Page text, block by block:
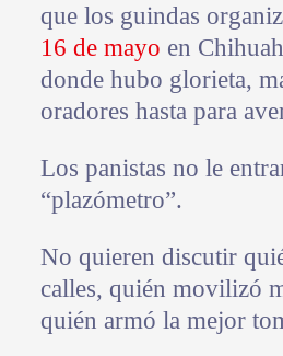
que los guindas
16 de mayo en
donde hubo glorieta,
oradores hasta para
Los panistas no le
“plazómetro”.
No quieren discutir
calles, quién movilizó
quién armó la mejor